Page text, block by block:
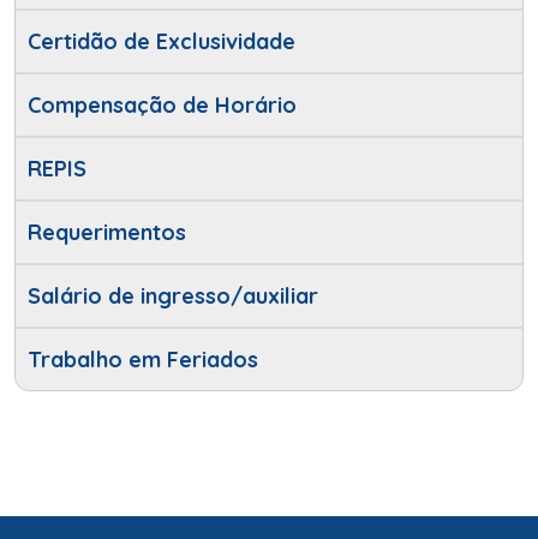
Certidão de Exclusividade
Compensação de Horário
REPIS
Requerimentos
Salário de ingresso/auxiliar
Trabalho em Feriados